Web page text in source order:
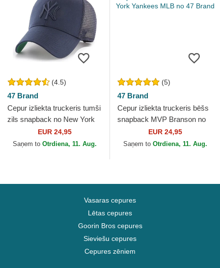
(4.5)
47 Brand
Cepur izliekta truckeris tumši
zils snapback no New York
Yankees MLB no 47 Brand
EUR 24,95
Saņem to Otrdiena, 11. Aug.
(5)
47 Brand
Cepur izliekta truckeris bēšs
snapback MVP Branson no
New York Yankees MLB no
47 Brand
EUR 24,95
Saņem to Otrdiena, 11. Aug.
Vasaras cepures
Lētas cepures
Goorin Bros cepures
Sieviešu cepures
Cepures zēniem